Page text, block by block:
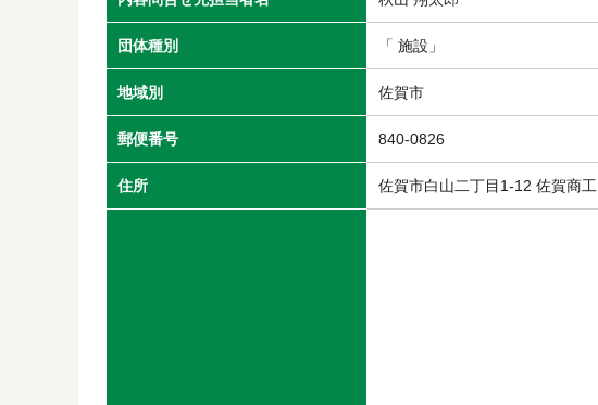
団体種別 「 施設」
地域別 佐賀市
郵便番号 840-0826
住所 佐賀市白山二丁目1-12 佐賀商